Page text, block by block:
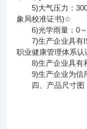
5)大气压力：
象局校准证书)☆
6)光学雨量：0～
7)生产企业具有
职业健康管理体系
8)生产企业具有
9)生产企业为信
四、产品尺寸图